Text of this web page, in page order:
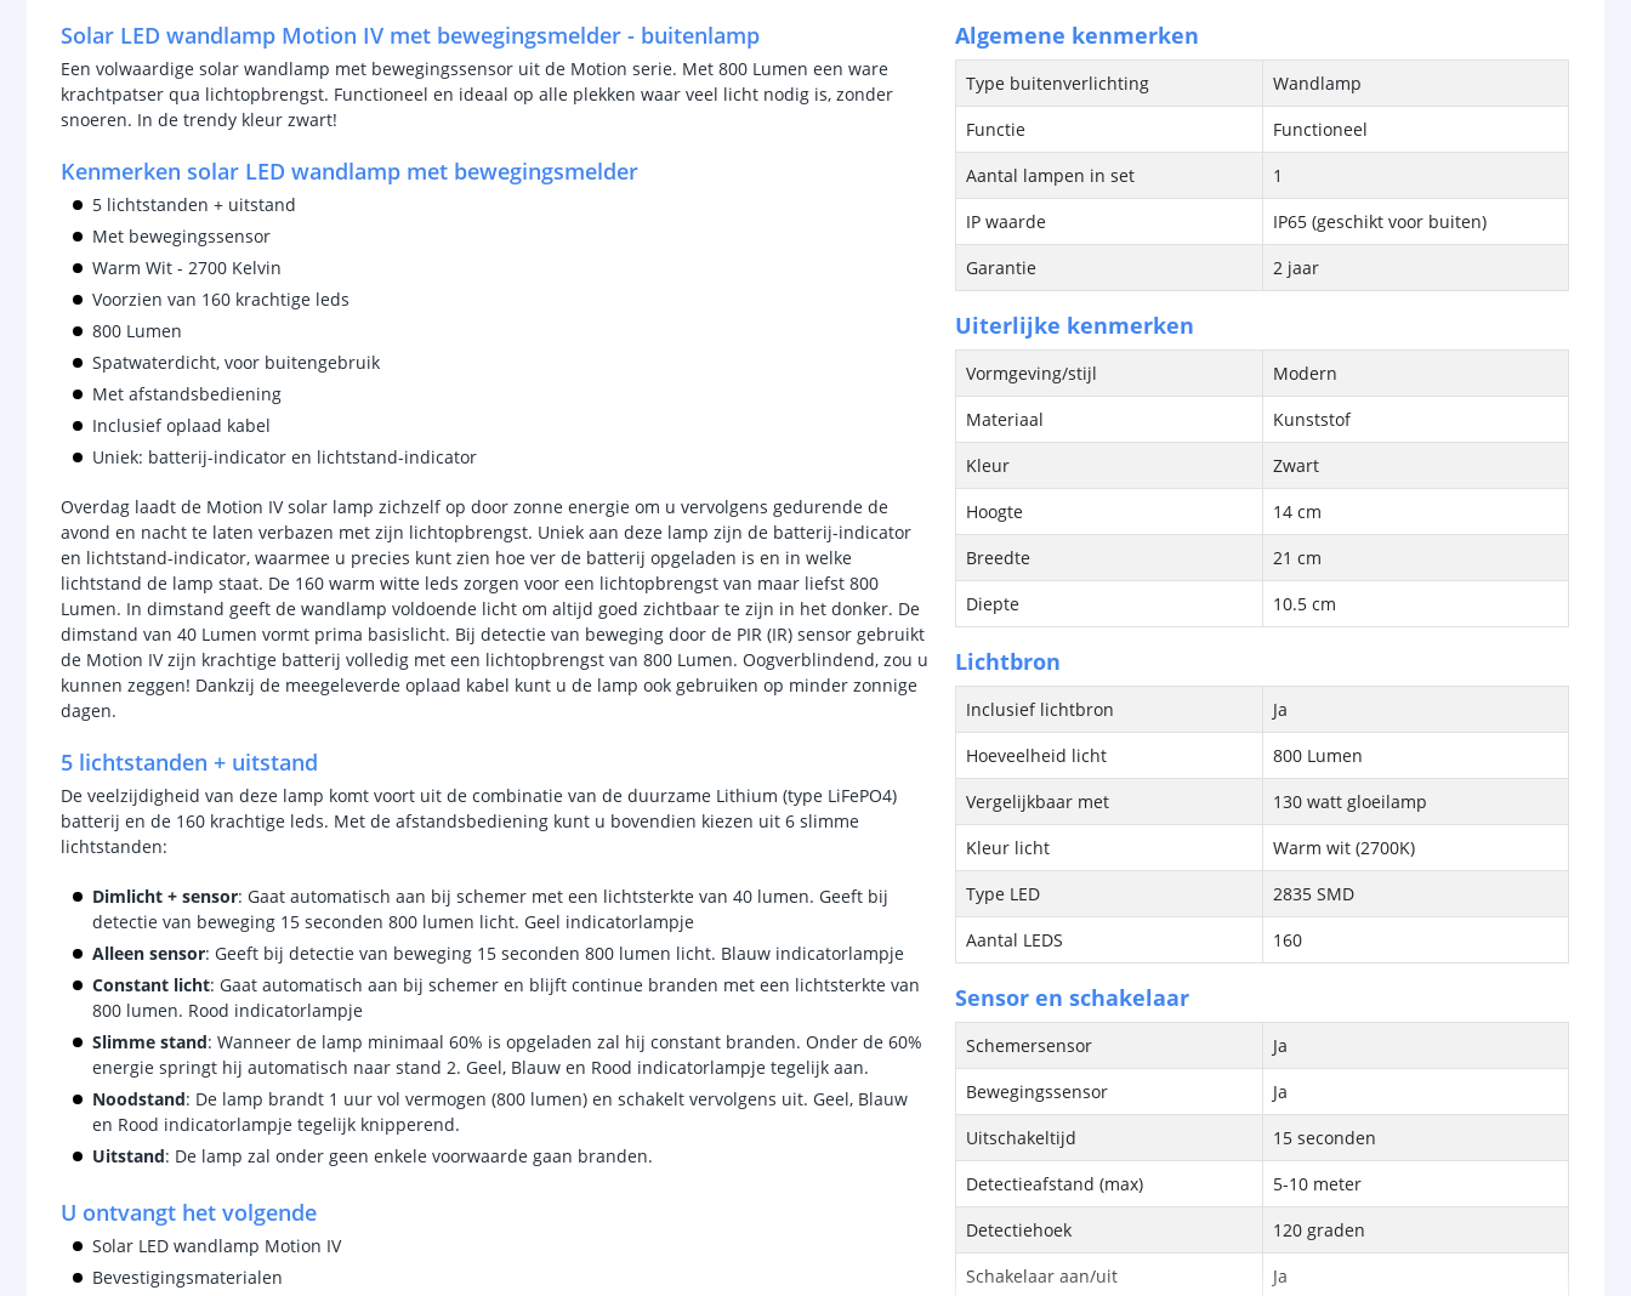
Solar LED wandlamp Motion IV met bewegingsmelder - buitenlamp
Een volwaardige solar wandlamp met bewegingssensor uit de Motion serie. Met 800 Lumen een ware
krachtpatser qua lichtopbrengst. Functioneel en ideaal op alle plekken waar veel licht nodig is, zonder
snoeren. In de trendy kleur zwart!
Kenmerken solar LED wandlamp met bewegingsmelder
5 lichtstanden + uitstand
Met bewegingssensor
Warm Wit - 2700 Kelvin
Voorzien van 160 krachtige leds
800 Lumen
Spatwaterdicht, voor buitengebruik
Met afstandsbediening
Inclusief oplaad kabel
Uniek: batterij-indicator en lichtstand-indicator
Overdag laadt de Motion IV solar lamp zichzelf op door zonne energie om u vervolgens gedurende de
avond en nacht te laten verbazen met zijn lichtopbrengst. Uniek aan deze lamp zijn de batterij-indicator
en lichtstand-indicator, waarmee u precies kunt zien hoe ver de batterij opgeladen is en in welke
lichtstand de lamp staat. De 160 warm witte leds zorgen voor een lichtopbrengst van maar liefst 800
Lumen. In dimstand geeft de wandlamp voldoende licht om altijd goed zichtbaar te zijn in het donker. De
dimstand van 40 Lumen vormt prima basislicht. Bij detectie van beweging door de PIR (IR) sensor gebruikt
de Motion IV zijn krachtige batterij volledig met een lichtopbrengst van 800 Lumen. Oogverblindend, zou u
kunnen zeggen! Dankzij de meegeleverde oplaad kabel kunt u de lamp ook gebruiken op minder zonnige
dagen.
5 lichtstanden + uitstand
De veelzijdigheid van deze lamp komt voort uit de combinatie van de duurzame Lithium (type LiFePO4)
batterij en de 160 krachtige leds. Met de afstandsbediening kunt u bovendien kiezen uit 6 slimme
lichtstanden:
Dimlicht + sensor: Gaat automatisch aan bij schemer met een lichtsterkte van 40 lumen. Geeft bij
detectie van beweging 15 seconden 800 lumen licht. Geel indicatorlampje
Alleen sensor: Geeft bij detectie van beweging 15 seconden 800 lumen licht. Blauw indicatorlampje
Constant licht: Gaat automatisch aan bij schemer en blijft continue branden met een lichtsterkte van
800 lumen. Rood indicatorlampje
Slimme stand: Wanneer de lamp minimaal 60% is opgeladen zal hij constant branden. Onder de 60%
energie springt hij automatisch naar stand 2. Geel, Blauw en Rood indicatorlampje tegelijk aan.
Noodstand: De lamp brandt 1 uur vol vermogen (800 lumen) en schakelt vervolgens uit. Geel, Blauw
en Rood indicatorlampje tegelijk knipperend.
Uitstand: De lamp zal onder geen enkele voorwaarde gaan branden.
U ontvangt het volgende
Solar LED wandlamp Motion IV
Bevestigingsmaterialen
Algemene kenmerken
Type buitenverlichting
Wandlamp
Functie
Functioneel
Aantal lampen in set
1
IP waarde
IP65 (geschikt voor buiten)
Garantie
2 jaar
Uiterlijke kenmerken
Vormgeving/stijl
Modern
Materiaal
Kunststof
Kleur
Zwart
Hoogte
14 cm
Breedte
21 cm
Diepte
10.5 cm
Lichtbron
Inclusief lichtbron
Ja
Hoeveelheid licht
800 Lumen
Vergelijkbaar met
130 watt gloeilamp
Kleur licht
Warm wit (2700K)
Type LED
2835 SMD
Aantal LEDS
160
Sensor en schakelaar
Schemersensor
Ja
Bewegingssensor
Ja
Uitschakeltijd
15 seconden
Detectieafstand (max)
5-10 meter
Detectiehoek
120 graden
Schakelaar aan/uit
Ja